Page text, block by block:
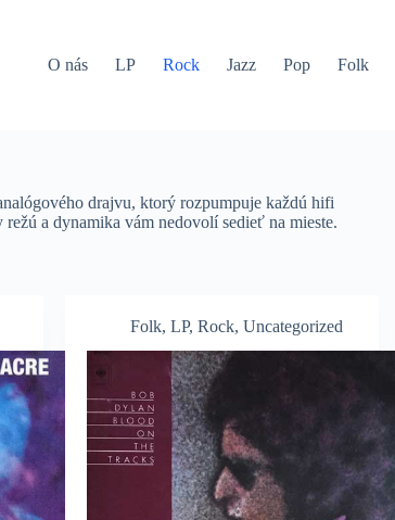
O nás LP Rock Jazz Pop Folk
drajvu, ktorý rozpumpuje každú hifi
a dynamika vám nedovolí sedieť na mieste.
Folk,LP,Rock,Uncategorized